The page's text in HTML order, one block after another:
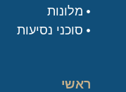
מלונות
סוכני נסיעות
ראשי